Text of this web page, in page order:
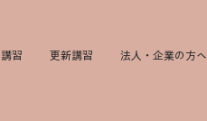
講習 更新講習 法人・企業の方へ